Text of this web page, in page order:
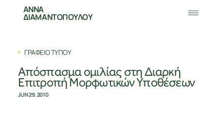
ΑΝΝΑ
ΔΙΑΜΑΝΤΟΠΟΥΛΟΥ
ΓΡΑΦΕΙΟ ΤΥΠΟΥ
Απόσπασμα ομιλίας στη Διαρκή
Επιτροπή Μορφωτικών Υποθέσεων
JUN 29, 2010